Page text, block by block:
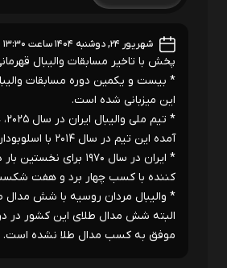
شهریور ۲۴, دوشنبه ۱۴۰۴ ساعت ۱۳:۳۰
پخش با تاخیر مسابقات والیبال قهرمانی
* بیست و یکمین دوره مسابقات
این میزبانی شده است.
*
آمده این تیم در سال ۲۰۱۴ با اسلوبودان کواچ و رتبه ششمی است.
کننده با کسب چهار برد و هفت
البته شش مدال طلای این کشور در
موفق به کسب مدال طلا نشده است.